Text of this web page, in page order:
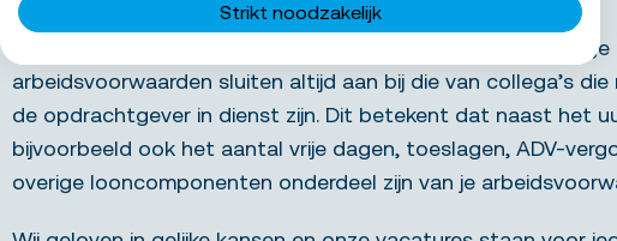
Bij Unique belonen wij volgens het principe van
arbeidsvoorwaarden sluiten altijd aan bij die van collega’s
de opdrachtgever in dienst zijn. Dit betekent dat naast het
bijvoorbeeld ook het aantal vrije dagen, toeslagen, ADV-
overige looncomponenten onderdeel zijn van je
Strikt noodzakelijk